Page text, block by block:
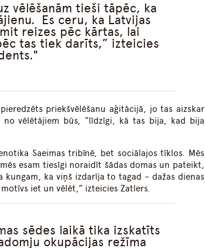
vēlēšanām tieši tāpēc, ka
Es ceru, ka Latvijas
reizes pēc kārtas, lai
tas tiek darīts,” izteicies
priekšvēlēšanu aģitācijā, jo tas aizskar
vēlētājiem būs, “līdzīgi, kā tas bija, kad bija
Saeimas tribīnē, bet sociālajos tīklos. Mēs
esam tiesīgi noraidīt šādas domas un pateikt,
kungam, ka viņš izdarīja to tagad – dažas dienas
iet un vēlēt,” izteicies Zatlers.
sēdes laikā tika izskatīts
okupācijas režīma